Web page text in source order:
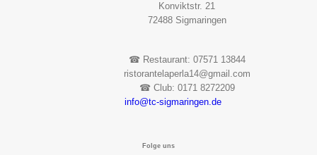
Konviktstr. 21
72488 Sigmaringen
☎︎ Restaurant: 07571 13844
ristorantelaperla14@gmail.com
☎︎ Club: 0171 8272209
info@tc-sigmaringen.de
Folge uns